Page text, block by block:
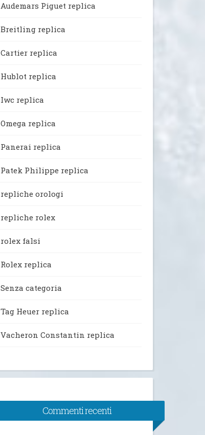
Audemars Piguet replica
Breitling replica
Cartier replica
Hublot replica
Iwc replica
Omega replica
Panerai replica
Patek Philippe replica
repliche orologi
repliche rolex
rolex falsi
Rolex replica
Senza categoria
Tag Heuer replica
Vacheron Constantin replica
Commenti recenti